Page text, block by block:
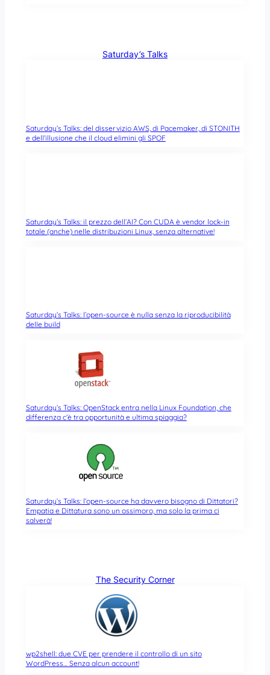
Saturday’s Talks
Saturday’s Talks: del disservizio AWS, di Pacemaker, di STONITH
e dell’illusione che il cloud elimini gli SPOF
Saturday’s Talks: il prezzo dell’AI? Con CUDA è vendor lock-in
totale (anche) nelle distribuzioni Linux, senza alternative!
Saturday’s Talks: l’open-source è nulla senza la riproducibilità
delle build
Saturday’s Talks: OpenStack entra nella Linux Foundation, che
differenza c’è tra opportunità e ultima spiaggia?
Saturday’s Talks: l’open-source ha davvero bisogno di Dittatori?
Empatia e Dittatura sono un ossimoro, ma solo la prima ci
salverà!
The Security Corner
wp2shell: due CVE per prendere il controllo di un sito
WordPress… Senza alcun account!